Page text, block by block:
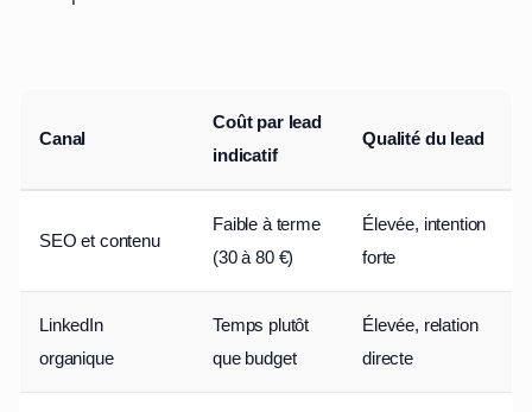
Canal
Coût par lead
indicatif
Qualité du lead
SEO et contenu
Faible à terme
(30 à 80 €)
Élevée, intention
forte
LinkedIn
organique
Temps plutôt
que budget
Élevée, relation
directe